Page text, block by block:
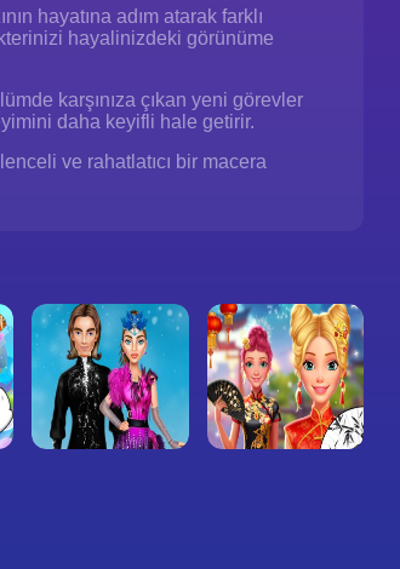
hayatına adım atarak farklı
hayalinizdeki görünüme
karşınıza çıkan yeni görevler
daha keyifli hale getirir.
ve rahatlatıcı bir macera